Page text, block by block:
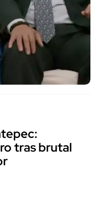
tras brutal